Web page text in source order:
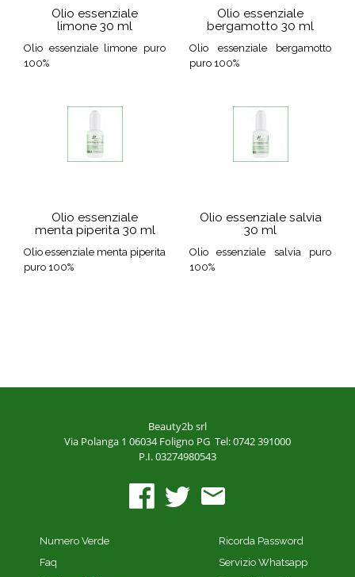
Olio essenziale
limone 30 ml
Olio essenziale limone puro
100%
Olio essenziale
bergamotto 30 ml
Olio essenziale bergamotto
puro 100%
Olio essenziale
menta piperita 30 ml
Olio essenziale menta piperita
puro 100%
Olio essenziale salvia
30 ml
Olio essenziale salvia puro
100%
Beauty2b srl
Via Polanga 1 06034 Foligno PG Tel: 0742 391000
P.I. 03274980543
Numero Verde
Faq
Ricorda Password
Servizio Whatsapp